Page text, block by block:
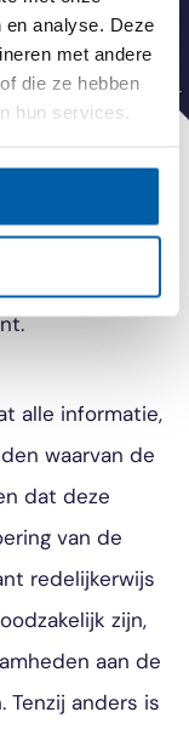
analyse. Deze
met andere
die ze hebben
hun services.
de
de normale
van de
te worden
alle informatie,
waarvan de
dat deze
van de
redelijkerwijs
zijn,
aan de
Tenzij anders is